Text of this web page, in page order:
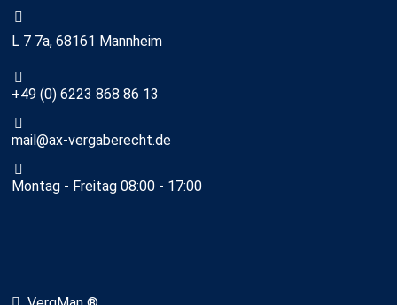
L 7 7a, 68161 Mannheim
+49 (0) 6223 868 86 13
mail@ax-vergaberecht.de
Montag - Freitag 08:00 - 17:00